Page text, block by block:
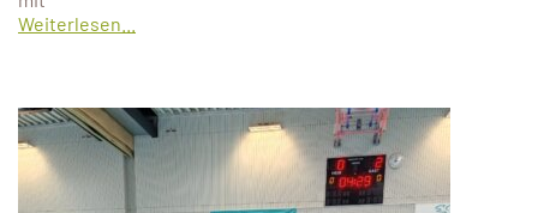
Weiterlesen...